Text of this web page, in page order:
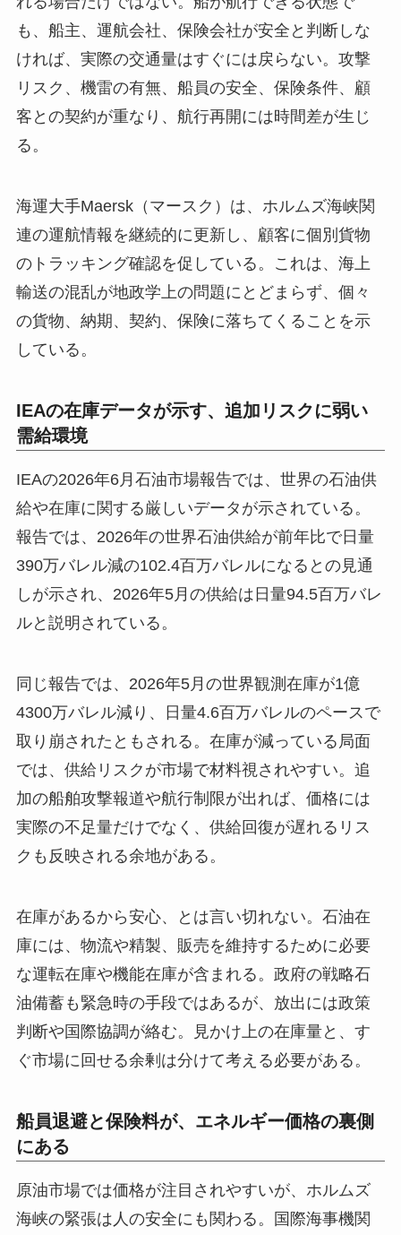
も、船主、運航会社、保険会社が安全と判断しな
ければ、実際の交通量はすぐには戻らない。攻撃
リスク、機雷の有無、船員の安全、保険条件、顧
客との契約が重なり、航行再開には時間差が生じ
る。
海運大手Maersk（マースク）は、ホルムズ海峡関
連の運航情報を継続的に更新し、顧客に個別貨物
のトラッキング確認を促している。これは、海上
輸送の混乱が地政学上の問題にとどまらず、個々
の貨物、納期、契約、保険に落ちてくることを示
している。
IEAの在庫データが示す、追加リスクに弱い
需給環境
IEAの2026年6月石油市場報告では、世界の石油供
給や在庫に関する厳しいデータが示されている。
報告では、2026年の世界石油供給が前年比で日量
390万バレル減の102.4百万バレルになるとの見通
しが示され、2026年5月の供給は日量94.5百万バレ
ルと説明されている。
同じ報告では、2026年5月の世界観測在庫が1億
4300万バレル減り、日量4.6百万バレルのペースで
取り崩されたともされる。在庫が減っている局面
では、供給リスクが市場で材料視されやすい。追
加の船舶攻撃報道や航行制限が出れば、価格には
実際の不足量だけでなく、供給回復が遅れるリス
クも反映される余地がある。
在庫があるから安心、とは言い切れない。石油在
庫には、物流や精製、販売を維持するために必要
な運転在庫や機能在庫が含まれる。政府の戦略石
油備蓄も緊急時の手段ではあるが、放出には政策
判断や国際協調が絡む。見かけ上の在庫量と、す
ぐ市場に回せる余剰は分けて考える必要がある。
船員退避と保険料が、エネルギー価格の裏側
にある
原油市場では価格が注目されやすいが、ホルムズ
海峡の緊張は人の安全にも関わる。国際海事機関